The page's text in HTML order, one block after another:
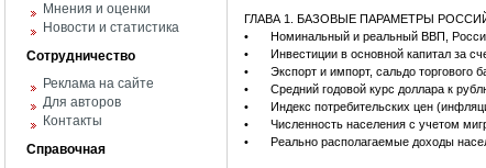
Мнения и оценки
Новости и статистика
Сотрудничество
Реклама на сайте
Для авторов
Контакты
Справочная
ГЛАВА 1. БАЗОВЫЕ ПАРАМЕТРЫ
•
Номинальный и реальный ВВП,
•
Инвестиции в основной капитал за
•
Экспорт и импорт, сальдо торгового
•
Средний годовой курс доллара к
•
Индекс потребительских цен
•
Численность населения с учетом
•
Реально располагаемые доходы